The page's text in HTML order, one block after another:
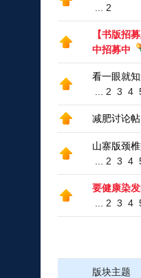
2
【书版招
中招募中
看一眼就
2 3 4
减肥讨论帖.
山寨版颈
2 3 4
要健康染
2 3 4
版块主题